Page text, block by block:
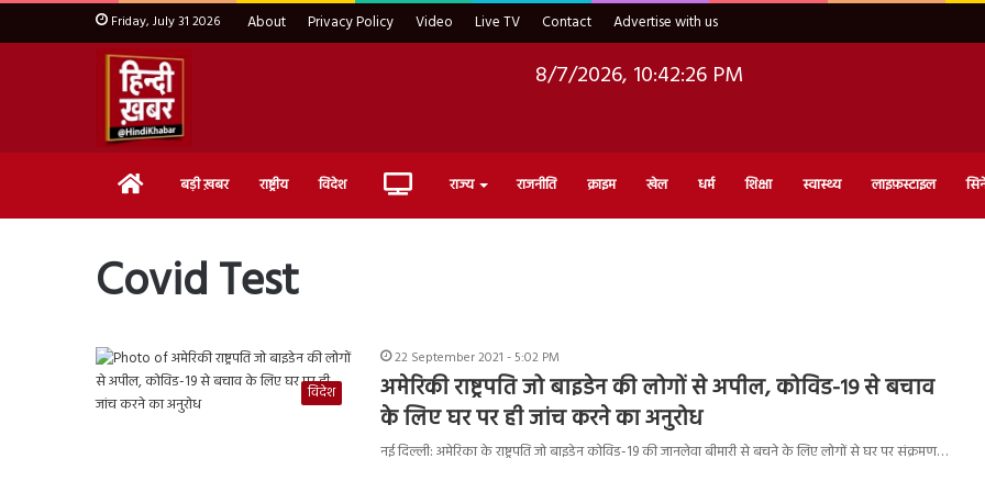
Friday, July 31 2026 About Privacy Policy Video Live TV Contact Advertise with us
8/7/2026, 10:42:27 PM
Home बड़ी ख़बर राष्ट्रीय विदेश Live राज्य राजनीति क्राइम खेल धर्म शिक्षा स्वास्थ्य लाइफ़स्टाइल
Covid Test
विदेश
22 September 2021 - 5:02 PM
अमेरिकी राष्ट्रपति जो बाइडेन की लोगों से अपील, कोविड-19 से बचाव
के लिए घर पर ही जांच करने का अनुरोध
नई दिल्ली: अमेरिका के राष्ट्रपति जो बाइडेन कोविड-19 की जानलेवा बीमारी से बचने के लिए लोगों से घर पर संक्रमण…